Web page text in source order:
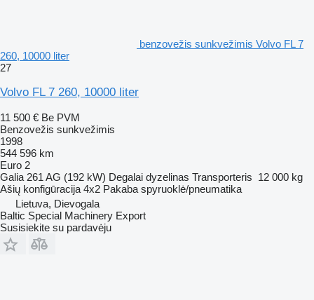
benzovežis sunkvežimis Volvo FL 7
260, 10000 liter
27
Volvo FL 7 260, 10000 liter
11 500 € Be PVM
Benzovežis sunkvežimis
1998
544 596 km
Euro 2
Galia 261 AG (192 kW) Degalai dyzelinas Transporteris 12 000 kg
Ašių konfigūracija 4x2 Pakaba spyruoklė/pneumatika
Lietuva, Dievogala
Baltic Special Machinery Export
Susisiekite su pardavėju